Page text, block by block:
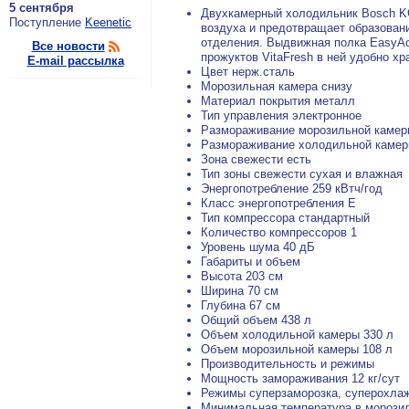
5 сентября
По­ступ­ле­ние Keenetic
Все новости
E-mail рассылка
Двухкамерный холодильник Bosch
воздуха и предотвращает
отделения. Выдвижная полка
прожуктов VitaFresh в ней удобно
Цвет нерж.сталь
Морозильная камера снизу
Материал покрытия металл
Тип управления электронное
Размораживание морозильной
Размораживание холодильной
Зона свежести есть
Тип зоны свежести сухая и влажная
Энергопотребление 259 кВтч/год
Класс энергопотребления E
Тип компрессора стандартный
Количество компрессоров 1
Уровень шума 40 дБ
Габариты и объем
Высота 203 см
Ширина 70 см
Глубина 67 см
Общий объем 438 л
Объем холодильной камеры 330 л
Объем морозильной камеры 108 л
Производительность и режимы
Мощность замораживания 12 кг/сут
Режимы суперзаморозка,